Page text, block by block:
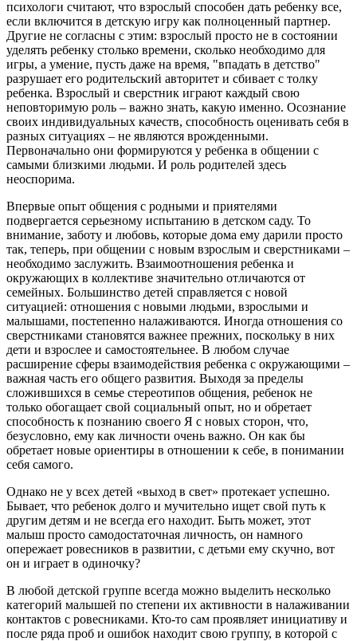
психологи считают, что взрослый способен дать ребенку все,
если включится в детскую игру как полноценный партнер.
Другие не согласны с этим: взрослый просто не в состоянии
уделять ребенку столько времени, сколько необходимо для
игры, а умение, пусть даже на время, "впадать в детство"
разрушает его родительский авторитет и сбивает с толку
ребенка. Взрослый и сверстник играют каждый свою
неповторимую роль – важно знать, какую именно. Осознание
своих индивидуальных качеств, способность оценивать себя в
разных ситуациях – не являются врожденными.
Первоначально они формируются у ребенка в общении с
самыми близкими людьми. И роль родителей здесь
неоспорима.
Впервые опыт общения с родными и приятелями
подвергается серьезному испытанию в детском саду. То
внимание, заботу и любовь, которые дома ему дарили просто
так, теперь, при общении с новым взрослым и сверстниками –
необходимо заслужить. Взаимоотношения ребенка и
окружающих в коллективе значительно отличаются от
семейных. Большинство детей справляется с новой
ситуацией: отношения с новыми людьми, взрослыми и
малышами, постепенно налаживаются. Иногда отношения со
сверстниками становятся важнее прежних, поскольку в них
дети и взрослее и самостоятельнее. В любом случае
расширение сферы взаимодействия ребенка с окружающими –
важная часть его общего развития. Выходя за пределы
сложившихся в семье стереотипов общения, ребенок не
только обогащает свой социальный опыт, но и обретает
способность к познанию своего Я с новых сторон, что,
безусловно, ему как личности очень важно. Он как бы
обретает новые ориентиры в отношении к себе, в понимании
себя самого.
Однако не у всех детей «выход в свет» протекает успешно.
Бывает, что ребенок долго и мучительно ищет свой путь к
другим детям и не всегда его находит. Быть может, этот
малыш просто самодостаточная личность, он намного
опережает ровесников в развитии, с детьми ему скучно, вот
он и играет в одиночку?
В любой детской группе всегда можно выделить несколько
категорий малышей по степени их активности в налаживании
контактов с ровесниками. Кто-то сам проявляет инициативу и
после ряда проб и ошибок находит свою группу, в которой с